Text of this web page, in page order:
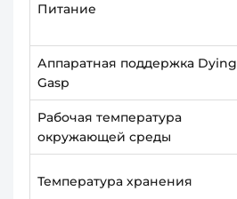
Питание
Аппаратная поддержка Dying
Gasp
Рабочая температура
окружающей среды
Температура хранения